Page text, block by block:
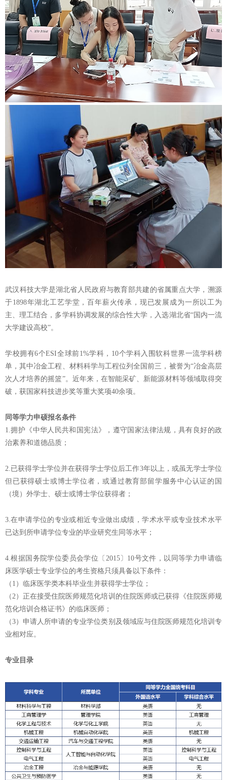
武汉科技大学是湖北省人民政府与教育部共建的省属重点大学，溯源
于1898年湖北工艺学堂，百年薪火传承，现已发展成为一所以工为
主、理工结合，多学科协调发展的综合性大学，入选湖北省“国内一流
大学建设高校”。
学校拥有6个ESI全球前1%学科，10个学科入围软科世界一流学科榜
单，其中冶金工程、材料科学与工程位列全国前三，被誉为“冶金高层
次人才培养的摇篮”。近年来，在智能采矿、新能源材料等领域取得突
破，获国家科技进步奖等重大奖项40余项。
同等学力申硕报名条件
1.拥护《中华人民共和国宪法》，遵守国家法律法规，具有良好的政
治素养和道德品质；
2.已获得学士学位并在获得学士学位后工作3年以上，或虽无学士学位
但已获得硕士或博士学位者，或通过教育部留学服务中心认证的国
（境）外学士、硕士或博士学位获得者；
3.在申请学位的专业或相近专业做出成绩，学术水平或专业技术水平
已达到所申请学位专业的毕业研究生同等水平；
4.根据国务院学位委员会学位〔2015〕10号文件，以同等学力申请临
床医学硕士专业学位的考生资格只须具备以下条件：
（1）临床医学类本科毕业生并获得学士学位；
（2）正在接受住院医师规范化培训的住院医师或已获得《住院医师规
范化培训合格证书》的临床医师；
（3）申请人所申请的专业学位类别及领域应与住院医师规范化培训专
业相对应。
专业目录